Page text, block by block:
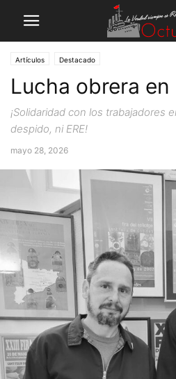
Artículos Destacado
Lucha obrera en
¡Solidaridad con los trabajadores
despido, ni ERE!
mayo 28, 2026